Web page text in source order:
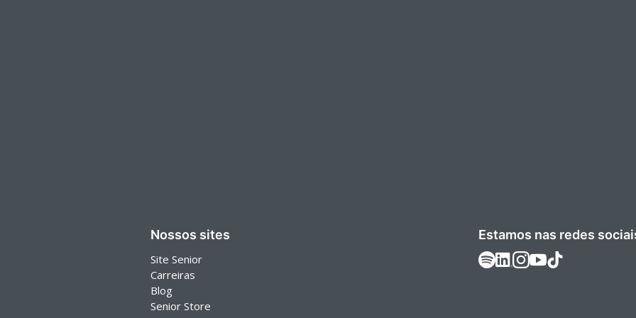
Nossos sites
Site Senior
Carreiras
Blog
Senior Store
Estamos nas redes